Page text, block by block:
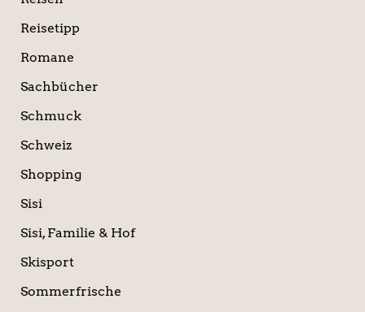
Reisetipp
Romane
Sachbücher
Schmuck
Schweiz
Shopping
Sisi
Sisi, Familie & Hof
Skisport
Sommerfrische